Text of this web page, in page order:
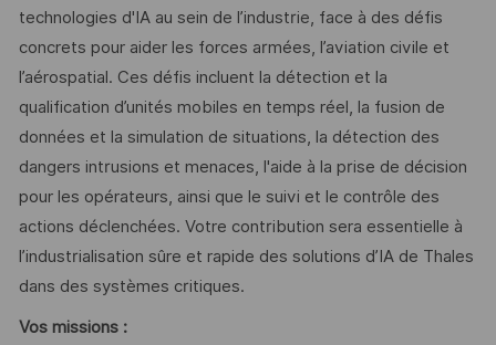
technologies d'IA au sein de l’industrie, face à des défis
concrets pour aider les forces armées, l’aviation civile et
l’aérospatial. Ces défis incluent la détection et la
qualification d’unités mobiles en temps réel, la fusion de
données et la simulation de situations, la détection des
dangers intrusions et menaces, l'aide à la prise de décision
pour les opérateurs, ainsi que le suivi et le contrôle des
actions déclenchées. Votre contribution sera essentielle à
l’industrialisation sûre et rapide des solutions d’IA de Thales
dans des systèmes critiques.
Vos missions :